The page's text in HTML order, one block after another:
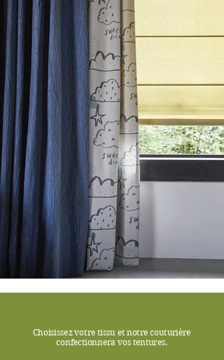
Choisissez votre tissu et notre couturière
confectionnera vos tentures.